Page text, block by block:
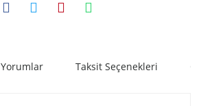
Yorumlar Taksit Seçenekleri